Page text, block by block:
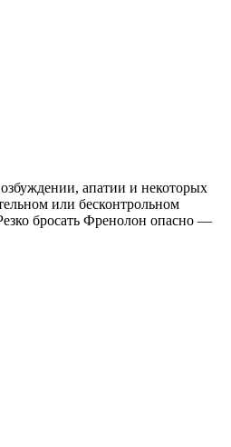
апатии и некоторых
или бесконтрольном
бросать Френолон опасно —